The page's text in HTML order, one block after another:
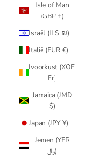
Isle of Man
(GBP £)
Israël (ILS ₪)
Italië (EUR €)
Ivoorkust (XOF
Fr)
Jamaica (JMD
$)
Japan (JPY ¥)
Jemen (YER
﷼)